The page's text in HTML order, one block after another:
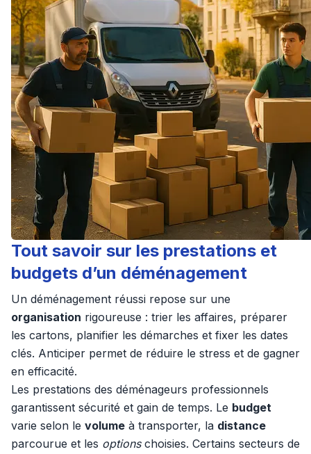
Tout savoir sur les prestations et
budgets d’un déménagement
Un déménagement réussi repose sur une
organisation rigoureuse : trier les affaires, préparer
les cartons, planifier les démarches et fixer les dates
clés. Anticiper permet de réduire le stress et de gagner
en efficacité.
Les prestations des déménageurs professionnels
garantissent sécurité et gain de temps. Le budget
varie selon le volume à transporter, la distance
parcourue et les optionschoisies. Certains secteurs de